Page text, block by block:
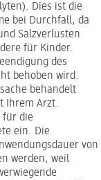
Dies ist die
bei Durchfall, da
Salzverlusten
für Kinder.
des
behoben wird.
behandelt
Ihrem Arzt.
für die
ein. Die
von
werden, weil